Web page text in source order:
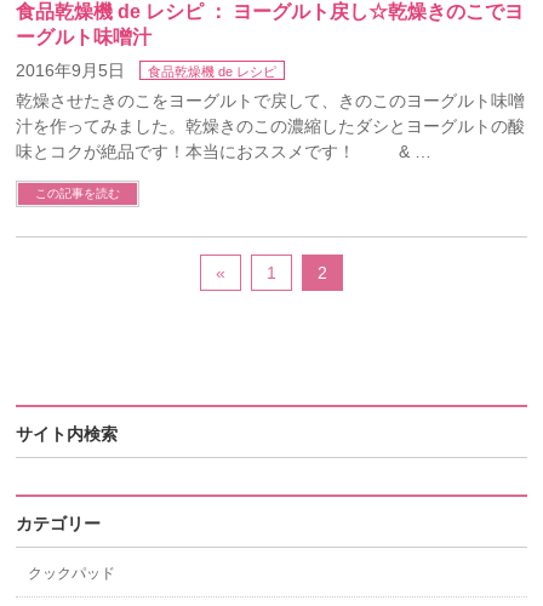
食品乾燥機 de レシピ ： ヨーグルト戻し☆乾燥きのこでヨ
ーグルト味噌汁
2016年9月5日 食品乾燥機 de レシピ
乾燥させたきのこをヨーグルトで戻して、きのこのヨーグルト味噌
汁を作ってみました。乾燥きのこの濃縮したダシとヨーグルトの酸
味とコクが絶品です！本当におススメです！ & …
この記事を読む
« 1 2
サイト内検索
カテゴリー
クックパッド